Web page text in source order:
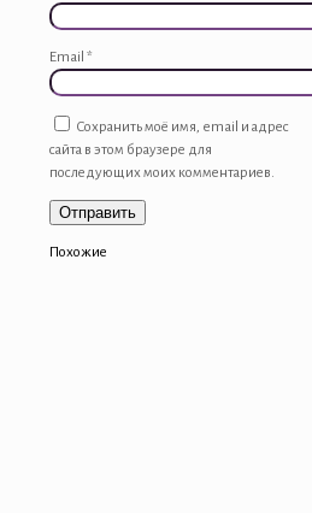
Email *
Сохранить моё имя, email и адрес
сайта в этом браузере для
последующих моих комментариев.
Похожие